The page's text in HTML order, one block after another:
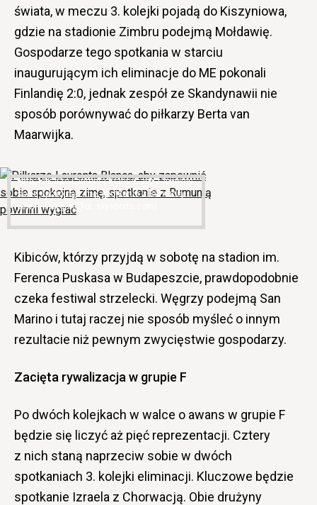
świata, w meczu 3. kolejki pojadą do Kiszyniowa,
gdzie na stadionie Zimbru podejmą Mołdawię.
Gospodarze tego spotkania w starciu
inaugurującym ich eliminacje do ME pokonali
Finlandię 2:0, jednak zespół ze Skandynawii nie
sposób porównywać do piłkarzy Berta van
Maarwijka.
Piłkarze Laurenta Blanca, aby zapewnić
sobie spokojną zimę, spotkanie z Rumunią
powinni wygrać (fot. skysports.com)
Kibiców, którzy przyjdą w sobotę na stadion im.
Ferenca Puskasa w Budapeszcie, prawdopodobnie
czeka festiwal strzelecki. Węgrzy podejmą San
Marino i tutaj raczej nie sposób myśleć o innym
rezultacie niż pewnym zwycięstwie gospodarzy.
Zacięta rywalizacja w grupie F
Po dwóch kolejkach w walce o awans w grupie F
będzie się liczyć aż pięć reprezentacji. Cztery
z nich staną naprzeciw sobie w dwóch
spotkaniach 3. kolejki eliminacji. Kluczowe będzie
spotkanie Izraela z Chorwacją. Obie drużyny